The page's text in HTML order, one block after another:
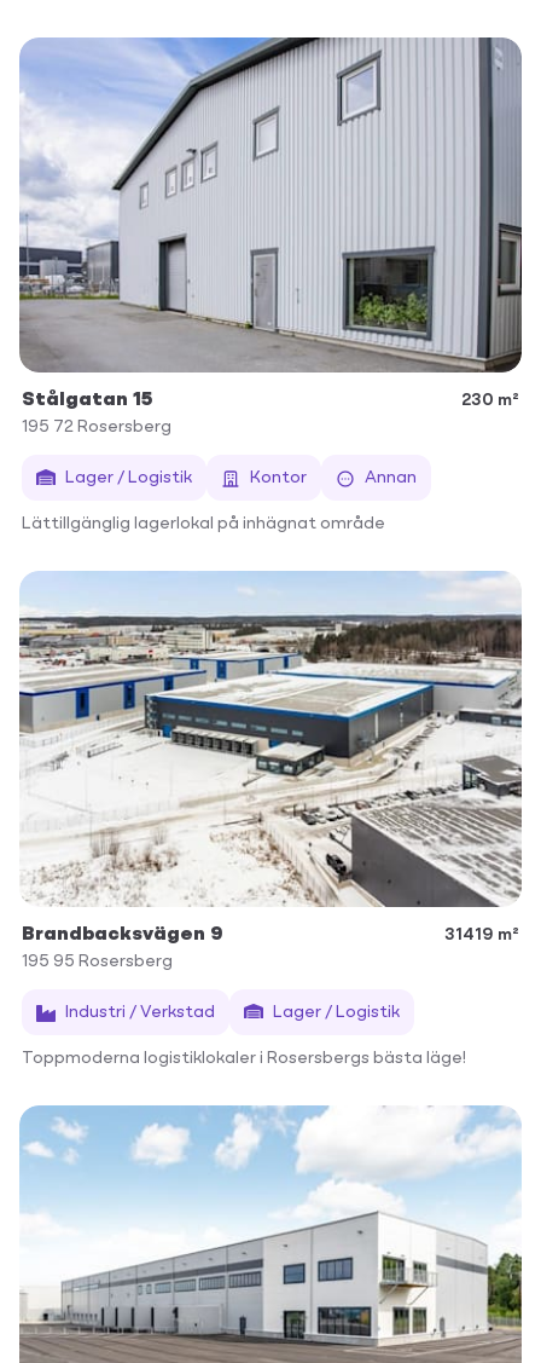
Stålgatan 15
230 m²
195 72 Rosersberg
Lager / Logistik Kontor Annan
Lättillgänglig lagerlokal på inhägnat område
Brandbacksvägen 9
31419 m²
195 95 Rosersberg
Industri / Verkstad Lager / Logistik
Toppmoderna logistiklokaler i Rosersbergs bästa läge!